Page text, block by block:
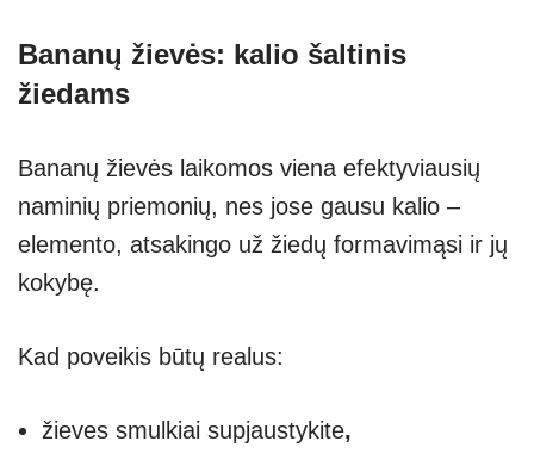
Bananų žievės: kalio šaltinis
žiedams
Bananų žievės laikomos viena efektyviausių
naminių priemonių, nes jose gausu kalio –
elemento, atsakingo už žiedų formavimąsi ir jų
kokybę.
Kad poveikis būtų realus:
žieves smulkiai supjaustykite,